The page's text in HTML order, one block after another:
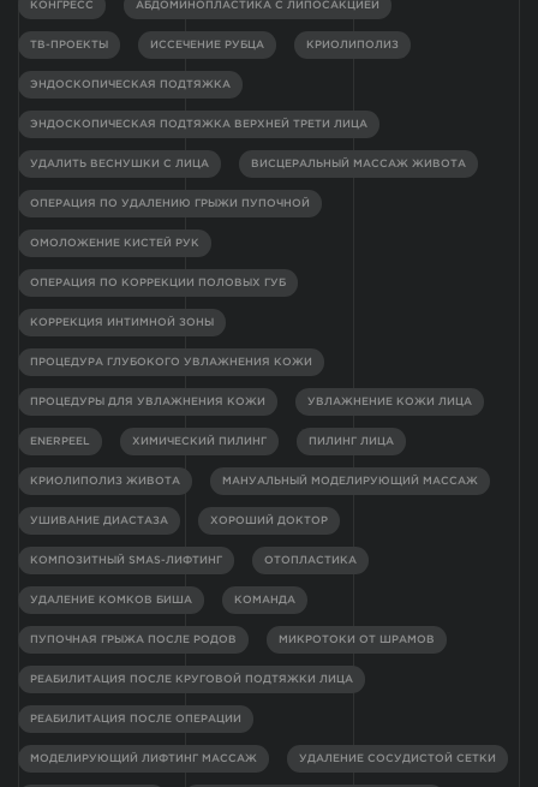
КОНГРЕСС АБДОМИНОПЛАСТИКА С ЛИПОСАКЦИЕЙ
ТВ-ПРОЕКТЫ ИССЕЧЕНИЕ РУБЦА КРИОЛИПОЛИЗ
ЭНДОСКОПИЧЕСКАЯ ПОДТЯЖКА
ЭНДОСКОПИЧЕСКАЯ ПОДТЯЖКА ВЕРХНЕЙ ТРЕТИ ЛИЦА
УДАЛИТЬ ВЕСНУШКИ С ЛИЦА ВИСЦЕРАЛЬНЫЙ МАССАЖ ЖИВОТА
ОПЕРАЦИЯ ПО УДАЛЕНИЮ ГРЫЖИ ПУПОЧНОЙ
ОМОЛОЖЕНИЕ КИСТЕЙ РУК
ОПЕРАЦИЯ ПО КОРРЕКЦИИ ПОЛОВЫХ ГУБ
КОРРЕКЦИЯ ИНТИМНОЙ ЗОНЫ
ПРОЦЕДУРА ГЛУБОКОГО УВЛАЖНЕНИЯ КОЖИ
ПРОЦЕДУРЫ ДЛЯ УВЛАЖНЕНИЯ КОЖИ УВЛАЖНЕНИЕ КОЖИ ЛИЦА
ENERPEEL ХИМИЧЕСКИЙ ПИЛИНГ ПИЛИНГ ЛИЦА
КРИОЛИПОЛИЗ ЖИВОТА МАНУАЛЬНЫЙ МОДЕЛИРУЮЩИЙ МАССАЖ
УШИВАНИЕ ДИАСТАЗА ХОРОШИЙ ДОКТОР
КОМПОЗИТНЫЙ SMAS-ЛИФТИНГ ОТОПЛАСТИКА
УДАЛЕНИЕ КОМКОВ БИША КОМАНДА
ПУПОЧНАЯ ГРЫЖА ПОСЛЕ РОДОВ МИКРОТОКИ ОТ ШРАМОВ
РЕАБИЛИТАЦИЯ ПОСЛЕ КРУГОВОЙ ПОДТЯЖКИ ЛИЦА
РЕАБИЛИТАЦИЯ ПОСЛЕ ОПЕРАЦИИ
МОДЕЛИРУЮЩИЙ ЛИФТИНГ МАССАЖ УДАЛЕНИЕ СОСУДИСТОЙ СЕТКИ